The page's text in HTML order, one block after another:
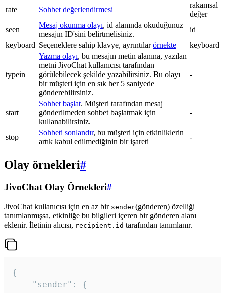
rate
Sohbet değerlendirmesi
rakamsal
değer
seen
Mesaj okunma olayı, id alanında okuduğunuz
mesajın ID'sini belirtmelisiniz.
id
keyboard Seçeneklere sahip klavye, ayrıntılarörnekte keyboard
typein
Yazma olayı, bu mesajın metin alanına, yazılan
metni JivoChat kullanıcısı tarafından
görülebilecek şekilde yazabilirsiniz. Bu olayı
bir müşteri için en sık her 5 saniyede
gönderebilirsiniz.
-
start
Sohbet başlat. Müşteri tarafından mesaj
gönderilmeden sohbet başlatmak için
kullanabilirsiniz.
-
stop
Sohbeti sonlandır, bu müşteri için etkinliklerin
artık kabul edilmediğinin bir işareti
-
Olay örnekleri#
JivoChat Olay Örnekleri#
JivoChat kullanıcısı için en az bir sender(gönderen) özelliği
tanımlanmışsa, etkinliğe bu bilgileri içeren bir gönderen alanı
eklenir. İletinin alıcısı, recipient.id tarafından tanımlanır.
{